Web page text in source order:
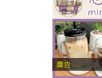
廣告